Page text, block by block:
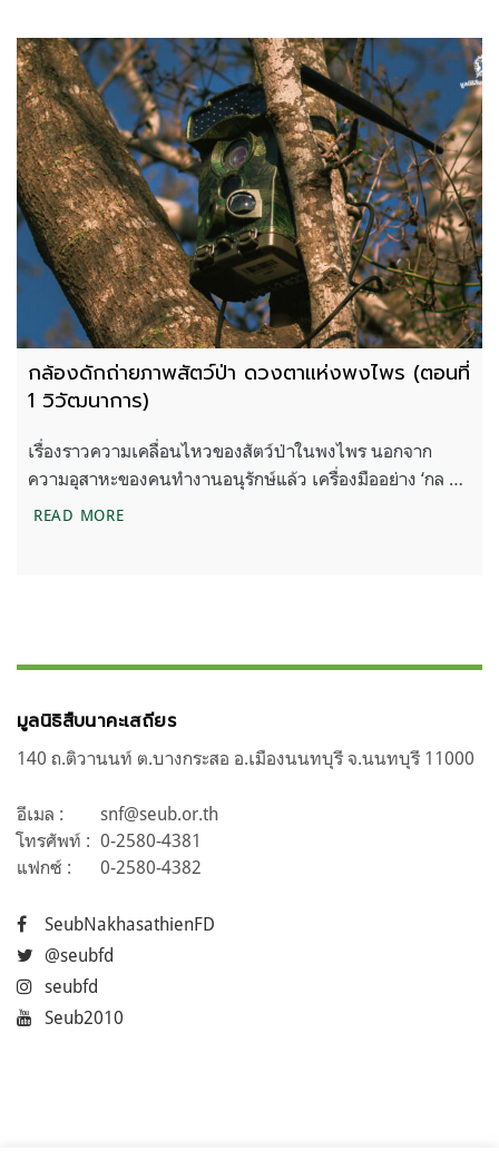
กล้องดักถ่ายภาพสัตว์ป่า ดวงตาแห่งพงไพร (ตอนที่
1 วิวัฒนาการ)
เรื่องราวความเคลื่อนไหวของสัตว์ป่าในพงไพร นอกจาก
ความอุสาหะของคนทำงานอนุรักษ์แล้ว เครื่องมืออย่าง ‘กล …
READ MOREกล้องดักถ่ายภาพสัตว์ป่า ดวงตาแห่งพงไพร (ตอนที่ 1
มูลนิธิสืบนาคะเสถียร
140 ถ.ติวานนท์ ต.บางกระสอ อ.เมืองนนทบุรี จ.นนทบุรี 11000
อีเมล :
snf@seub.or.th
โทรศัพท์ : 0-2580-4381
แฟกซ์ :
0-2580-4382
SeubNakhasathienFD
@seubfd
seubfd
Seub2010